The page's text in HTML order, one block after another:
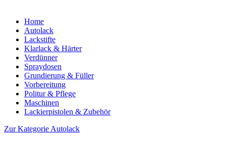
Home
Autolack
Lackstifte
Klarlack & Härter
Verdünner
Spraydosen
Grundierung & Füller
Vorbereitung
Politur & Pflege
Maschinen
Lackierpistolen & Zubehör
Zur Kategorie Autolack